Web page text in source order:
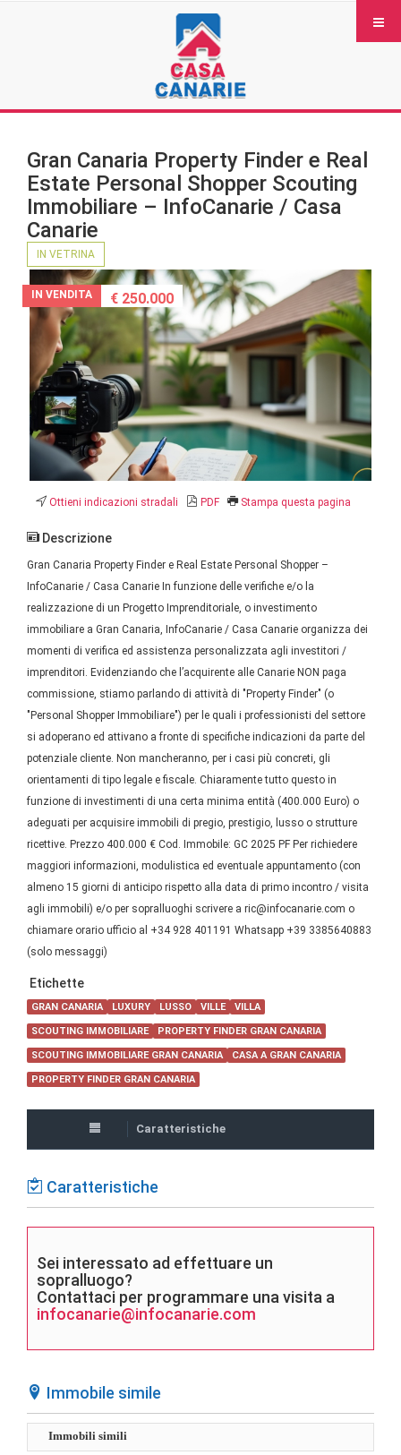
Gran Canaria Property Finder e Real
Estate Personal Shopper Scouting
Immobiliare – InfoCanarie / Casa
Canarie
IN VETRINA
IN VENDITA € 250.000
Ottieni indicazioni stradali PDF Stampa questa pagina
Descrizione
Gran Canaria Property Finder e Real Estate Personal Shopper –
InfoCanarie / Casa Canarie In funzione delle verifiche e/o la
realizzazione di un Progetto Imprenditoriale, o investimento
immobiliare a Gran Canaria, InfoCanarie / Casa Canarie organizza dei
momenti di verifica ed assistenza personalizzata agli investitori /
imprenditori. Evidenziando che l’acquirente alle Canarie NON paga
commissione, stiamo parlando di attività di "Property Finder" (o
"Personal Shopper Immobiliare") per le quali i professionisti del settore
si adoperano ed attivano a fronte di specifiche indicazioni da parte del
potenziale cliente. Non mancheranno, per i casi più concreti, gli
orientamenti di tipo legale e fiscale. Chiaramente tutto questo in
funzione di investimenti di una certa minima entità (400.000 Euro) o
adeguati per acquisire immobili di pregio, prestigio, lusso o strutture
ricettive. Prezzo 400.000 € Cod. Immobile: GC 2025 PF Per richiedere
maggiori informazioni, modulistica ed eventuale appuntamento (con
almeno 15 giorni di anticipo rispetto alla data di primo incontro / visita
agli immobili) e/o per sopralluoghi scrivere a ric@infocanarie.com o
chiamare orario ufficio al +34 928 401191 Whatsapp +39 3385640883
(solo messaggi)
Etichette
GRAN CANARIA LUXURY LUSSO VILLE VILLA
SCOUTING IMMOBILIARE PROPERTY FINDER GRAN CANARIA
SCOUTING IMMOBILIARE GRAN CANARIA CASA A GRAN CANARIA
PROPERTY FINDER GRAN CANARIA
Caratteristiche
Caratteristiche
Sei interessato ad effettuare un
sopralluogo?
Contattaci per programmare una visita a
infocanarie@infocanarie.com
Immobile simile
Immobili simili